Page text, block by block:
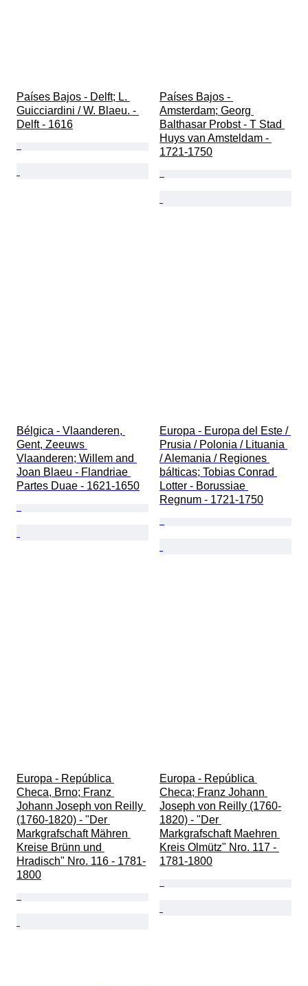
Países Bajos - Delft; L.
Guicciardini / W. Blaeu. -
Delft - 1616
Países Bajos -
Amsterdam; Georg
Balthasar Probst - T Stad
Huys van Amsteldam -
1721-1750
Bélgica - Vlaanderen,
Gent, Zeeuws
Vlaanderen; Willem and
Joan Blaeu - Flandriae
Partes Duae - 1621-1650
Europa - Europa del Este /
Prusia / Polonia / Lituania
/ Alemania / Regiones
bálticas; Tobias Conrad
Lotter - Borussiae
Regnum - 1721-1750
Europa - República
Checa, Brno; Franz
Johann Joseph von Reilly
(1760-1820) - "Der
Markgrafschaft Mähren
Kreise Brünn und
Hradisch" Nro. 116 - 1781-
1800
Europa - República
Checa; Franz Johann
Joseph von Reilly (1760-
1820) - "Der
Markgrafschaft Maehren
Kreis Olmütz" Nro. 117 -
1781-1800